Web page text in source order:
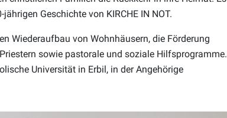
Geschichte von KIRCHE IN NOT.
Wiederaufbau von Wohnhäusern, die Förderung
sowie pastorale und soziale Hilfsprogramme.
Universität in Erbil, in der Angehörige